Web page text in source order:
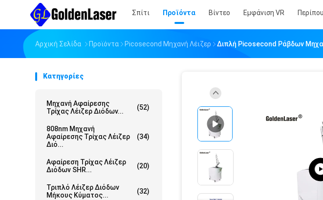
Σπίτι Προϊόντα Βίντεο Εμφάνιση VR
Αρχική Σελίδα Προϊόντα Picosecond Μηχανή Λέιζερ Διπλή Picosecond Ράβδων
Κατηγορίες
Μηχανή Αφαίρεσης
Τρίχας Λέιζερ Διόδων...
(52)
808nm Μηχανή
Αφαίρεσης Τρίχας Λέιζερ
Διό...
(34)
Αφαίρεση Τρίχας Λέιζερ
Διόδων SHR...
(20)
Τριπλό Λέιζερ Διόδων
Μήκους Κύματος...
(32)